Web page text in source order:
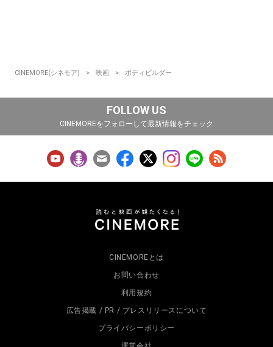
CINEMORE(シネモア) 映画 ボディビルダー
FOLLOW US
CINEMOREをフォローして最新情報をチェック
CINEMOREとは
お問い合わせ
利用規約
広告掲載 / PR / プレスリリースについて
プライバシーポリシー